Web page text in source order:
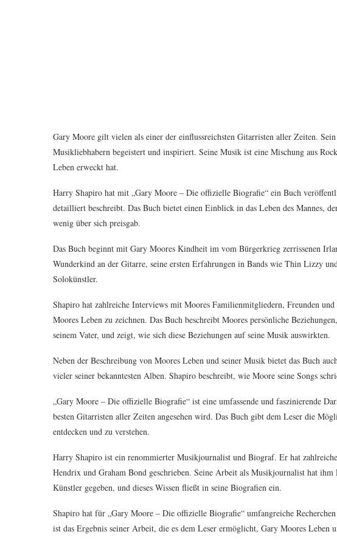
Gary Moore gilt vielen als einer der einflussreichsten Gitarristen aller Zeiten.
Musikliebhabern begeistert und inspiriert. Seine Musik ist eine Mischung aus
Leben erweckt hat.
Harry Shapiro hat mit „Gary Moore – Die offizielle Biografie“ ein Buch
detailliert beschreibt. Das Buch bietet einen Einblick in das Leben des Mannes,
wenig über sich preisgab.
Das Buch beginnt mit Gary Moores Kindheit im vom Bürgerkrieg zerrissenen
Wunderkind an der Gitarre, seine ersten Erfahrungen in Bands wie Thin Lizzy
Solokünstler.
Shapiro hat zahlreiche Interviews mit Moores Familienmitgliedern, Freunden
Moores Leben zu zeichnen. Das Buch beschreibt Moores persönliche
seinem Vater, und zeigt, wie sich diese Beziehungen auf seine Musik auswirkten.
Neben der Beschreibung von Moores Leben und seiner Musik bietet das Buch
vieler seiner bekanntesten Alben. Shapiro beschreibt, wie Moore seine Songs
„Gary Moore – Die offizielle Biografie“ ist eine umfassende und faszinierende
besten Gitarristen aller Zeiten angesehen wird. Das Buch gibt dem Leser die
entdecken und zu verstehen.
Harry Shapiro ist ein renommierter Musikjournalist und Biograf. Er hat
Hendrix und Graham Bond geschrieben. Seine Arbeit als Musikjournalist hat
Künstler gegeben, und dieses Wissen fließt in seine Biografien ein.
Shapiro hat für „Gary Moore – Die offizielle Biografie“ umfangreiche
ist das Ergebnis seiner Arbeit, die es dem Leser ermöglicht, Gary Moores Leben